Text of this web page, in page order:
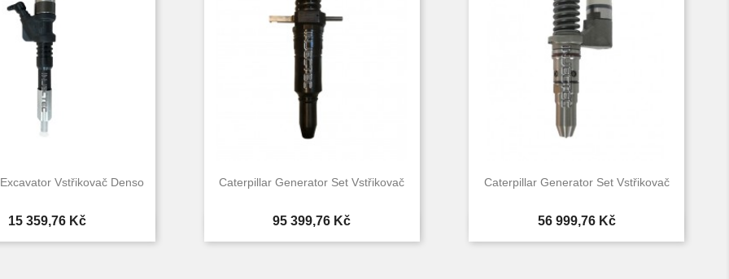
Vstřikovač Denso
Cena
15 359,76 Kč
 Rychlý náhled
Caterpillar Generator Set Vstřikovač
Cena
95 399,76 Kč
 Rychlý náhled
Caterpillar Generator Set Vstřikovač
Cena
56 999,76 Kč
 Rychlý náhled